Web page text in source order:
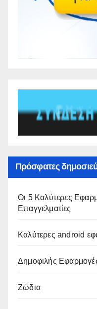
Πρόσφατες
Οι 5 Καλύτερες
Επαγγελματίες
Καλύτερες android
Δημοφιλής
Ζώδια